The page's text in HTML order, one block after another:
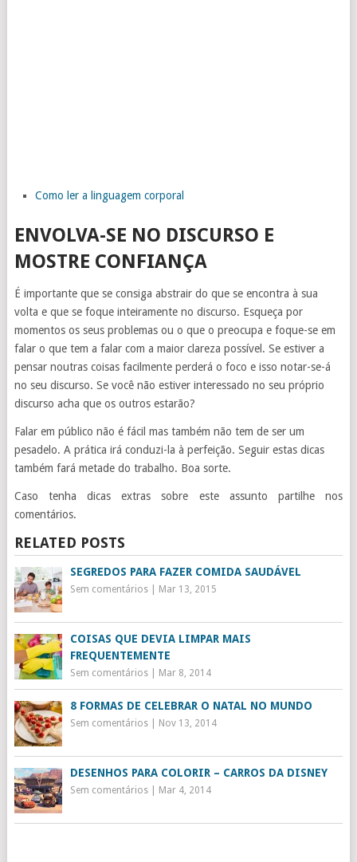
Como ler a linguagem corporal
ENVOLVA-SE NO DISCURSO E
MOSTRE CONFIANÇA
É importante que se consiga abstrair do que se encontra à sua
volta e que se foque inteiramente no discurso. Esqueça por
momentos os seus problemas ou o que o preocupa e foque-se em
falar o que tem a falar com a maior clareza possível. Se estiver a
pensar noutras coisas facilmente perderá o foco e isso notar-se-á
no seu discurso. Se você não estiver interessado no seu próprio
discurso acha que os outros estarão?
Falar em público não é fácil mas também não tem de ser um
pesadelo. A prática irá conduzi-la à perfeição. Seguir estas dicas
também fará metade do trabalho. Boa sorte.
Caso tenha dicas extras sobre este assunto partilhe nos
comentários.
RELATED POSTS
SEGREDOS PARA FAZER COMIDA SAUDÁVEL
Sem comentários| Mar 13, 2015
COISAS QUE DEVIA LIMPAR MAIS
FREQUENTEMENTE
Sem comentários| Mar 8, 2014
8 FORMAS DE CELEBRAR O NATAL NO MUNDO
Sem comentários| Nov 13, 2014
DESENHOS PARA COLORIR – CARROS DA DISNEY
Sem comentários| Mar 4, 2014